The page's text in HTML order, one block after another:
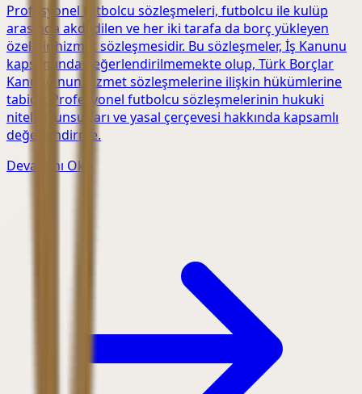
Profesyonel futbolcu sözleşmeleri, futbolcu ile kulüp
arasında akdedilen ve her iki tarafa da borç yükleyen
özel bir hizmet sözleşmesidir. Bu sözleşmeler, İş Kanunu
kapsamında değerlendirilmemekte olup, Türk Borçlar
Kanunu'nun hizmet sözleşmelerine ilişkin hükümlerine
tabidir. Profesyonel futbolcu sözleşmelerinin hukuki
niteliği, unsurları ve yasal çerçevesi hakkında kapsamlı
değerlendirme.
Devamını Oku